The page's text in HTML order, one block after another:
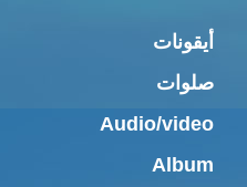
أيقونات
صلوات
Audio/video
Album